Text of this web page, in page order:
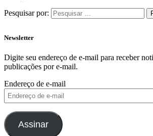
Pesquisar por:
Newsletter
Digite seu endereço de e-mail para receber
publicações por e-mail.
Endereço de e-mail
Assinar